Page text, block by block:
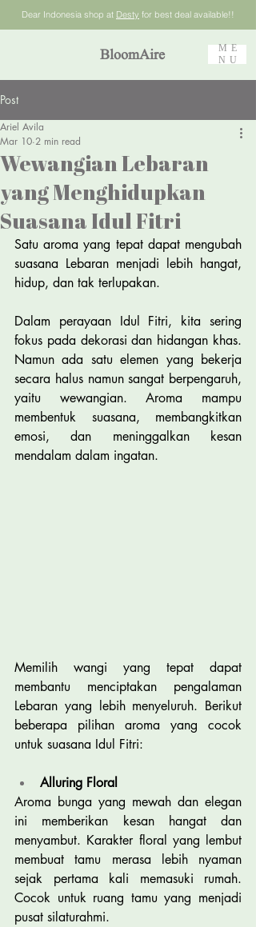
Dear Indonesia shop at Desty for best deal available!!
BloomAire
ME
NU
Post
Wewangian Lebaran
yang Menghidupkan
Suasana Idul Fitri
Ariel Avila
Mar 10 2 min read
Satu aroma yang tepat dapat mengubah
suasana Lebaran menjadi lebih hangat,
hidup, dan tak terlupakan.
Dalam perayaan Idul Fitri, kita sering
fokus pada dekorasi dan hidangan khas.
Namun ada satu elemen yang bekerja
secara halus namun sangat berpengaruh,
yaitu wewangian. Aroma mampu
membentuk suasana, membangkitkan
emosi, dan meninggalkan kesan
mendalam dalam ingatan.
Memilih wangi yang tepat dapat
membantu menciptakan pengalaman
Lebaran yang lebih menyeluruh. Berikut
beberapa pilihan aroma yang cocok
untuk suasana Idul Fitri:
Alluring Floral
Aroma bunga yang mewah dan elegan
ini memberikan kesan hangat dan
menyambut. Karakter floral yang lembut
membuat tamu merasa lebih nyaman
sejak pertama kali memasuki rumah.
Cocok untuk ruang tamu yang menjadi
pusat silaturahmi.